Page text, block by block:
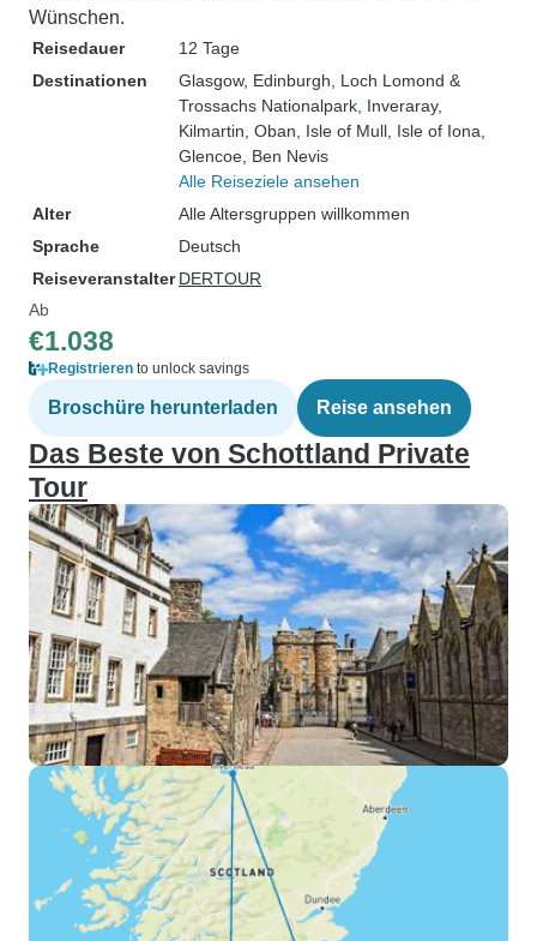
Wünschen.
Reisedauer
12 Tage
Destinationen
Glasgow, Edinburgh , Loch Lomond &
Trossachs Nationalpark , Inveraray,
Kilmartin , Oban , Isle of Mull , Isle of Iona
Glencoe , Ben Nevis
Alle Reiseziele ansehen
Alter
Alle Altersgruppen willkommen
Sprache
Deutsch
Reiseveranstalter DERTOUR
Ab
€1.038
Registrieren to unlock savings
Broschüre herunterladen Reise ansehen
Das Beste von Schottland Private
Tour